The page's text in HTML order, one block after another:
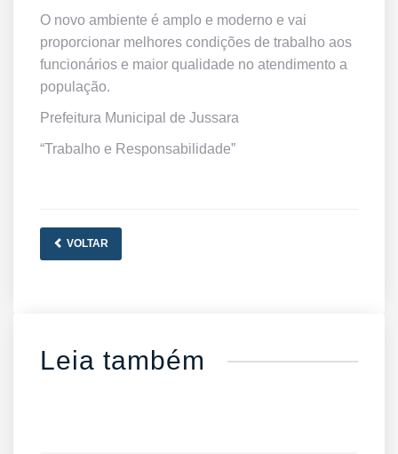
O novo ambiente é amplo e moderno e vai
proporcionar melhores condições de trabalho aos
funcionários e maior qualidade no atendimento a
população.
Prefeitura Municipal de Jussara
“Trabalho e Responsabilidade”
VOLTAR
Leia também